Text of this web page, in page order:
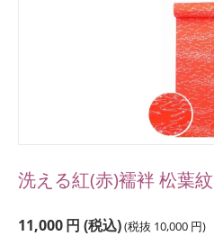
洗える紅(赤)襦袢 松葉紋
11,000円 (税込)(税抜 10,000 円)